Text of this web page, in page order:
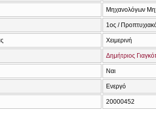
Μηχανολόγων
1ος /
Χειμερινή
Δημήτριος
Ναι
Ενεργό
20000452